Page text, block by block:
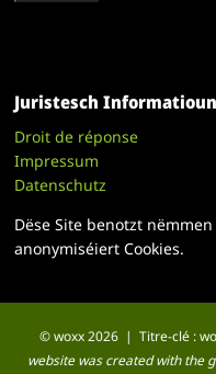
Juristesch
Droit de réponse
Impressum
Datenschutz
Dëse Site benotzt
anonymiséiert Cookies.
© woxx 2026 | Titre-clé :
website was created with the